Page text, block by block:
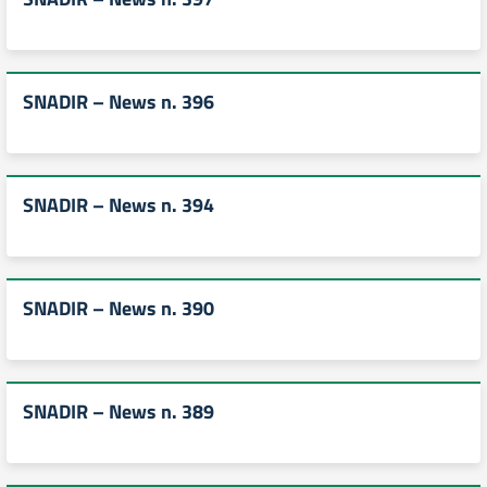
SNADIR – News n. 396
SNADIR – News n. 394
SNADIR – News n. 390
SNADIR – News n. 389